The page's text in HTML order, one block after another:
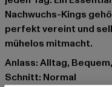
Nachwuchs-Kings
perfekt vereint und
mühelos mitmacht.
Anlass: Alltag,
Schnitt: Normal